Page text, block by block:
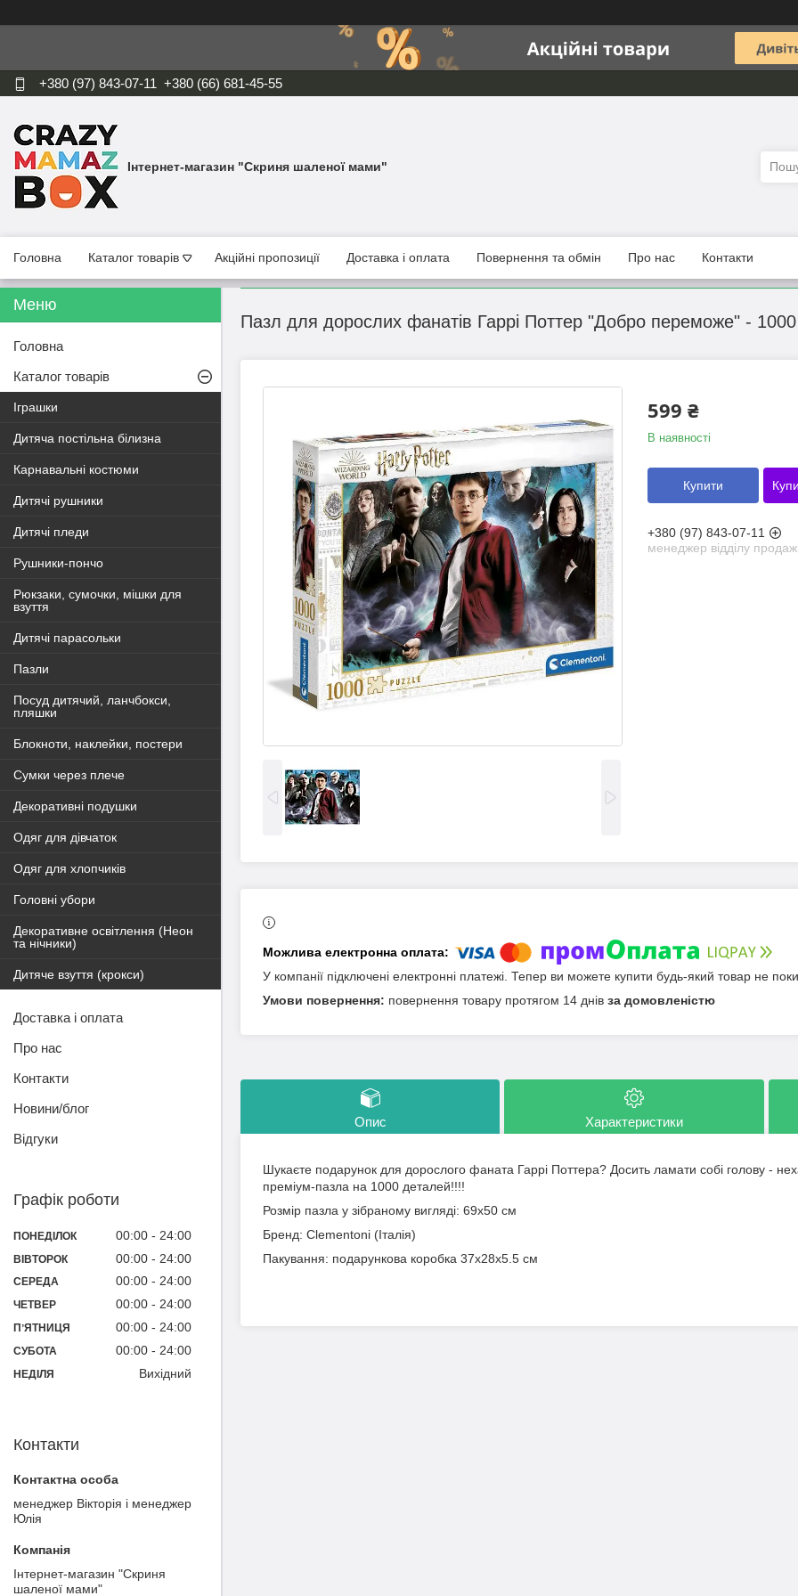
+380 (97) 843-07-11 +380 (66) 681-45-55
Інтернет-магазин "Скриня шаленої мами"
Головна Каталог товарів Акційні пропозиції Доставка і оплата Повернення та обмін Про нас Контакти
Пазл для дорослих фанатів Гаррі Поттер "Добро переможе" -
599 ₴
В наявності
Купити
+380 (97) 843-07-11
менеджер відділу
У компанії підключені електронні платежі. Тепер ви можете купити будь-який товар не
повернення товару протягом 14 днів за домовленістю
Опис Характеристики
Шукаєте подарунок для дорослого фаната Гаррі Поттера? Досить ламати собі голову -
преміум-пазла на 1000 деталей!!!!
Розмір пазла у зібраному вигляді: 69х50 см
Бренд: Clementoni (Італія)
Пакування: подарункова коробка 37х28х5.5 см
Головна
Каталог товарів
Іграшки
Дитяча постільна білизна
Карнавальні костюми
Дитячі рушники
Дитячі пледи
Рушники-пончо
Рюкзаки, сумочки, мішки для
взуття
Дитячі парасольки
Пазли
Посуд дитячий, ланчбокси,
пляшки
Блокноти, наклейки, постери
Сумки через плече
Декоративні подушки
Одяг для дівчаток
Одяг для хлопчиків
Головні убори
Декоративне освітлення (Неон
та нічники)
Дитяче взуття (крокси)
Доставка і оплата
Про нас
Контакти
Новини/блог
Відгуки
Графік роботи
ПОНЕДІЛОК 00:00 24:00
ВІВТОРОК 00:00 24:00
СЕРЕДА 00:00 24:00
ЧЕТВЕР 00:00 24:00
ПʼЯТНИЦЯ 00:00 24:00
СУБОТА 00:00 24:00
НЕДІЛЯ Вихідний
Контакти
менеджер Вікторія і менеджер
Юлія
Інтернет-магазин "Скриня
шаленої мами"